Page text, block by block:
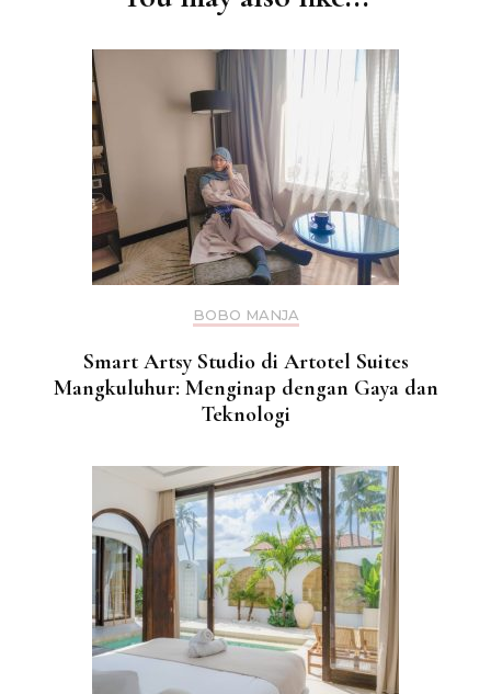
BOBO MANJA
Smart Artsy Studio di Artotel Suites
Mangkuluhur: Menginap dengan Gaya dan
Teknologi